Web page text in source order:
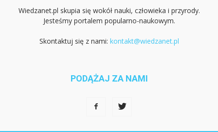
Wiedzanet.pl skupia się wokół nauki, człowieka i przyrody.
Jesteśmy portalem popularno-naukowym.
Skontaktuj się z nami: kontakt@wiedzanet.pl
PODĄŻAJ ZA NAMI